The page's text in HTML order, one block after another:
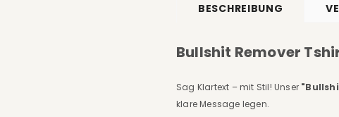
BESCHREIBUNG
Bullshit Remover
Sag Klartext – mit Stil! Unser
klare Message legen.